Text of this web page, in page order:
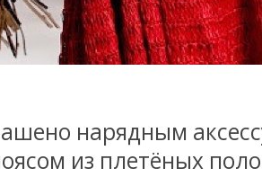
нарядным
из плетёных